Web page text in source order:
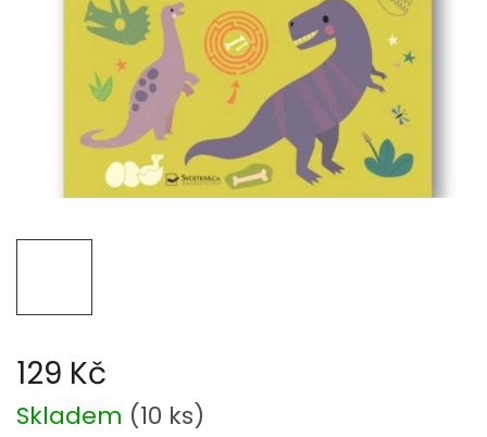
129 Kč
Měrná
cena:
Skladem (10 ks)